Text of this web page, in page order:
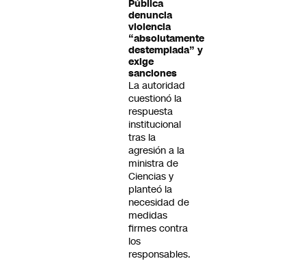
Pública
denuncia
violencia
“absolutamente
destemplada” y
exige
sanciones
La autoridad
cuestionó la
respuesta
institucional
tras la
agresión a la
ministra de
Ciencias y
planteó la
necesidad de
medidas
firmes contra
los
responsables.